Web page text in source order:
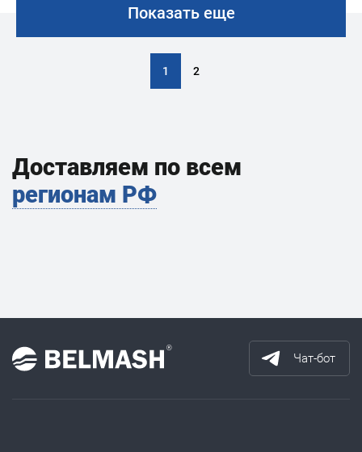
Показать еще
1 2
Доставляем по всем
регионам РФ
Чат-бот